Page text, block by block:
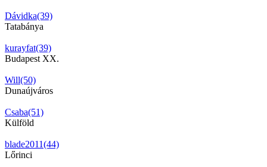
Dávidka(39)
Tatabánya
kurayfat(39)
Budapest XX.
Will(50)
Dunaújváros
Csaba(51)
Külföld
blade2011(44)
Lőrinci